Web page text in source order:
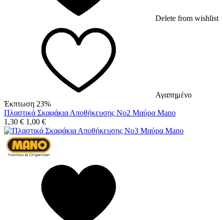
Delete from wishlist
Αγαπημένο
Έκπτωση 23%
Πλαστικά Σκαφάκια Αποθήκευσης No2 Μαύρα Mano
1,30 € 1,00 €